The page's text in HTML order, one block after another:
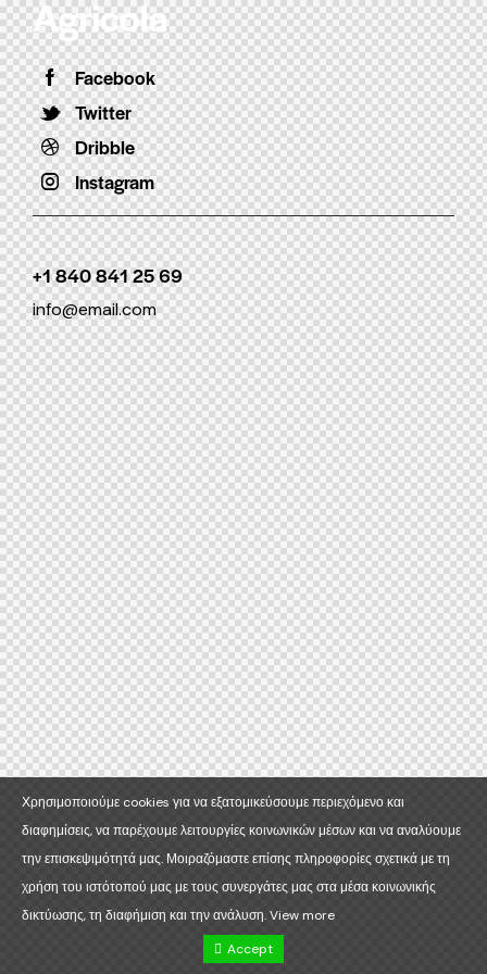
Facebook
Twitter
Dribble
Instagram
+1 840 841 25 69
info@email.com
Χρησιμοποιούμε cookies για να εξατομικεύσουμε περιεχόμενο και
διαφημίσεις, να παρέχουμε λειτουργίες κοινωνικών μέσων και να αναλύουμε
την επισκεψιμότητά μας. Μοιραζόμαστε επίσης πληροφορίες σχετικά με τη
χρήση του ιστότοπού μας με τους συνεργάτες μας στα μέσα κοινωνικής
δικτύωσης, τη διαφήμιση και την ανάλυση.View more
Accept